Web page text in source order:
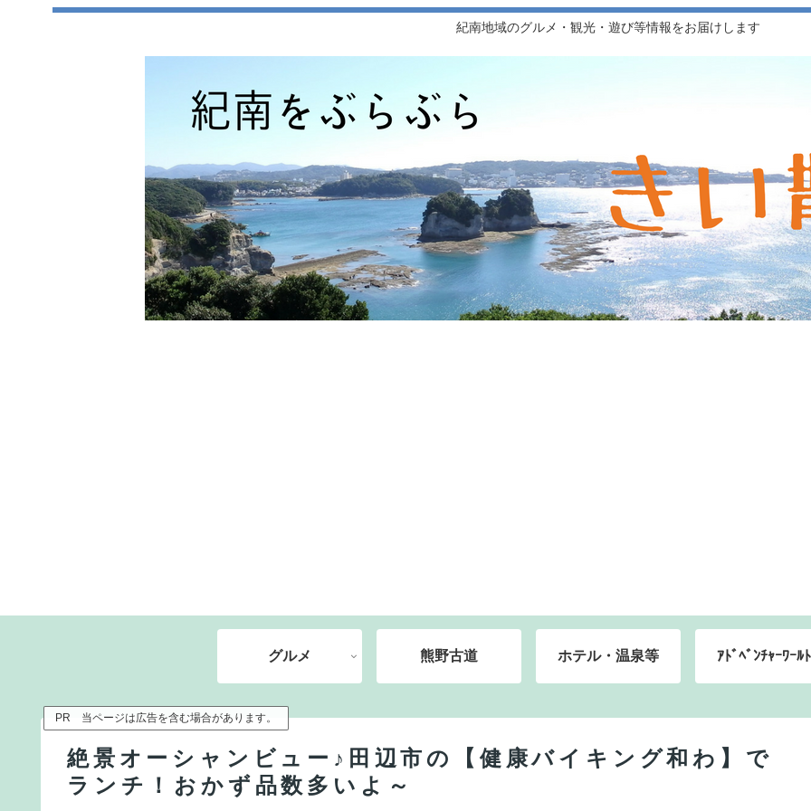
紀南地域のグルメ・観光・遊び等情報をお届けします
グルメ 熊野古道 ホテル・温泉等 ｱﾄﾞﾍﾞﾝﾁｬｰﾜｰﾙ
PR 当ページは広告を含む場合があります。
絶景オーシャンビュー♪田辺市の【健康バイキング和わ】で
ランチ！おかず品数多いよ～